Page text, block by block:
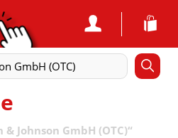
& Johnson GmbH (OTC)“